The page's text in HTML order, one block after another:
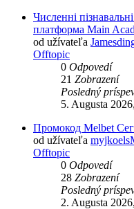
Численні
платформа Main
od užívateľa
Offtopic
0 Odpovedí
21 Zobrazení
Posledný
5. Augusta
Промокод Melbet
od užívateľa
Offtopic
0 Odpovedí
28 Zobrazení
Posledný
2. Augusta